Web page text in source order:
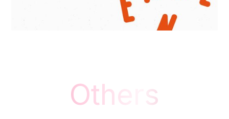
Others